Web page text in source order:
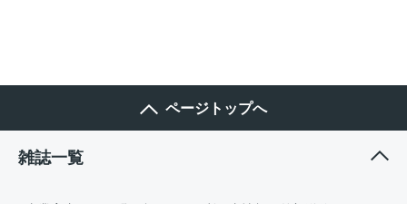
ページトップへ
雑誌一覧